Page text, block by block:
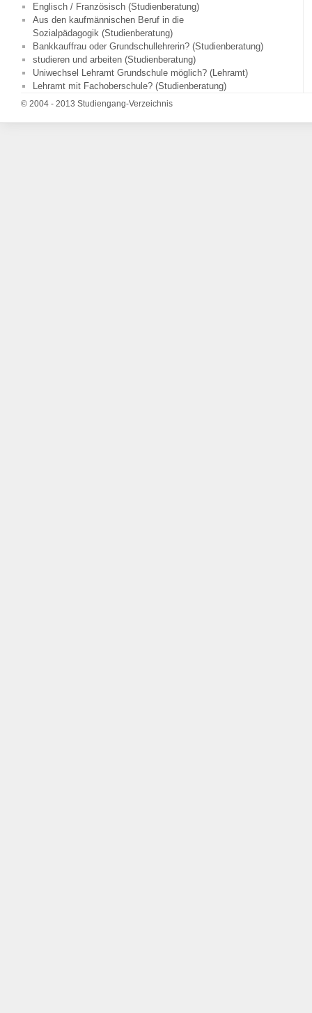
Englisch / Französisch (Studienberatung)
Aus den kaufmännischen Beruf in die
Sozialpädagogik (Studienberatung)
Bankkauffrau oder Grundschullehrerin? (Studienberatung)
studieren und arbeiten (Studienberatung)
Uniwechsel Lehramt Grundschule möglich? (Lehramt)
Lehramt mit Fachoberschule? (Studienberatung)
© 2004 - 2013 Studiengang-Verzeichnis